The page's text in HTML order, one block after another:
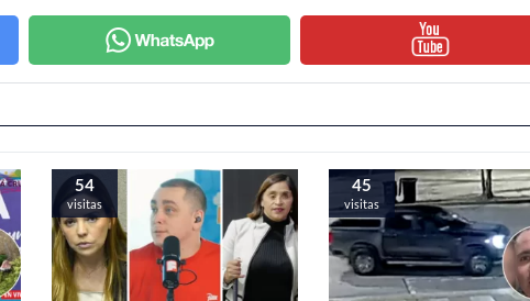
54
visitas
45
visitas